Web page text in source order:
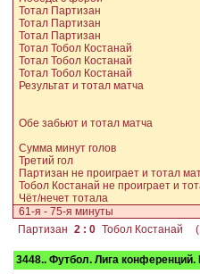
Тотал Партизан
Тотал Партизан
Тотал Партизан
Тотал Тобол Костанай
Тотал Тобол Костанай
Тотал Тобол Костанай
Результат и тотал матча
Обе забьют и тотал матча
Сумма минут голов
Третий гол
Партизан не проиграет и тотал
Тобол Костанай не проиграет и
Чёт/нечет тотала
61-я - 75-я минуты
Партизан 2 : 0 Тобол Костанай
3448.. Футбол. Лига